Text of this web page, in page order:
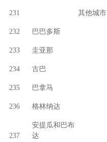
231 其他城市
232 巴巴多斯
233 圭亚那
234 古巴
235 巴拿马
236 格林纳达
237
安提瓜和巴布
达